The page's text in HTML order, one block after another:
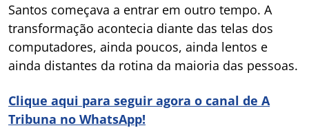
Santos começava a entrar em outro tempo. A
transformação acontecia diante das telas dos
computadores, ainda poucos, ainda lentos e
ainda distantes da rotina da maioria das pessoas.
Clique aqui para seguir agora o canal de A
Tribuna no WhatsApp!